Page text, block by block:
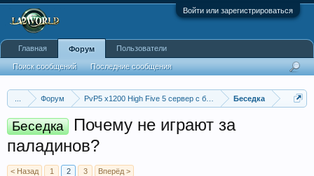
Войти или зарегистрироваться
Форум PvP5 x1200 High Five 5 сервер с баферомБеседка
Беседка
Почему не играют за
паладинов?
< Назад 1 2 3 Вперёд >
Главная Форум
Поиск сообщений Последние сообщения
Пользователи